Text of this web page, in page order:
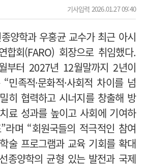
기사입력 2026.01.27 09:40
양학과 우홍균 교수가 최근 아시
합회(FARO) 회장으로 취임했다.
부터 2027년 12월말까지 2년이
민족적·문화적·사회적 차이를 넘
히 협력하고 시너지를 창출해 방
료 성과를 높이고 사회에 기여하
라며 “회원국들의 적극적인 참여
술 프로그램과 교육 기회를 확대
종양학의 균형 있는 발전과 국제